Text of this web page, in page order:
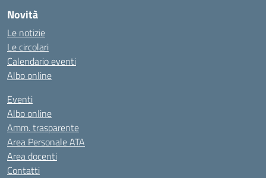
Novità
Le notizie
Le circolari
Calendario eventi
Albo online
Eventi
Albo online
Amm. trasparente
Area Personale ATA
Area docenti
Contatti